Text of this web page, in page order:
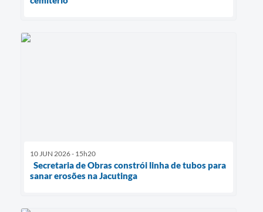
10 JUN 2026 - 15h20
Secretaria de Obras constrói linha de tubos para
sanar erosões na Jacutinga